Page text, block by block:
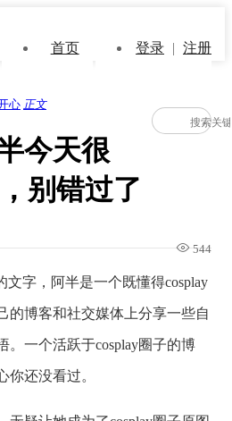
首页 登录 | 注册
心 正文
今天很
别错过了
544
文字，阿半是一个既懂得cosplay
的博客和社交媒体上分享一些自
。一个活跃于cosplay圈子的博
你还没看过。